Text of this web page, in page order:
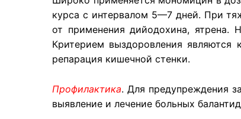
курса с интервалом 5—7 дней. При
от применения дийодохина, ятрена.
Критерием выздоровления являются
репарация кишечной стенки.
Профилактика. Для предупреждения
выявление и лечение больных